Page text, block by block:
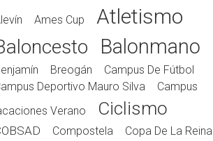
Ames Cup Atletismo
Balonmano
Breogán
Campus De Fútbol
Deportivo Mauro Silva
Campus
Verano
Ciclismo
Compostela
Copa De La Reina